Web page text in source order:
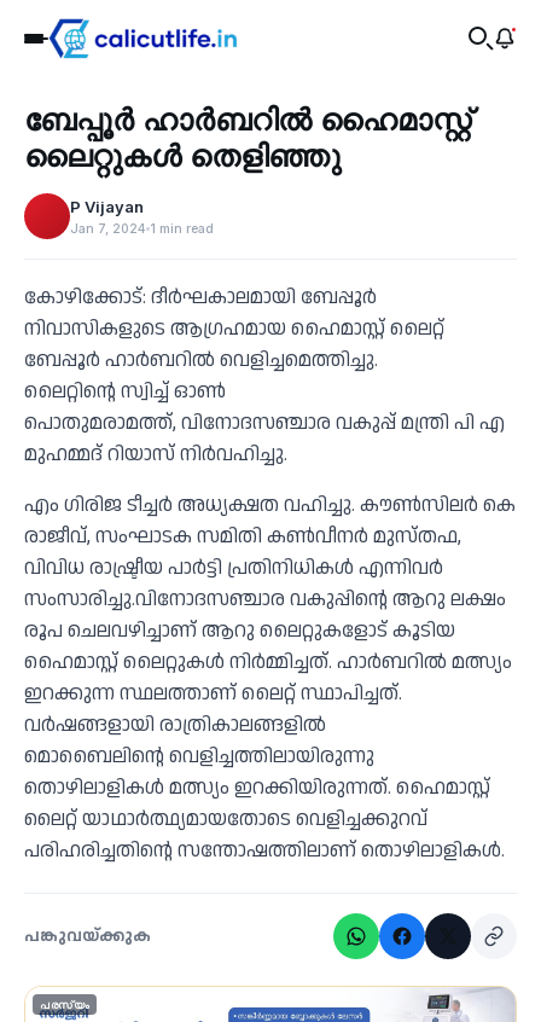
‹
Recent
ബേപ്പൂർ ഹാർബറിൽ ഹൈമാസ്റ്റ്
ലൈറ്റുകൾ തെളിഞ്ഞു
P Vijayan
Jan 7, 2024 1 min read
കോഴിക്കോട്: ദീർഘകാലമായി ബേപ്പൂർ
നിവാസികളുടെ ആഗ്രഹമായ ഹൈമാസ്റ്റ് ലൈറ്റ്
ബേപ്പൂർ ഹാർബറിൽ വെളിച്ചമെത്തിച്ചു.
ലൈറ്റിന്റെ സ്വിച്ച് ഓൺ
പൊതുമരാമത്ത്, വിനോദസഞ്ചാര വകുപ്പ് മന്ത്രി പി എ
മുഹമ്മദ് റിയാസ് നിർവഹിച്ചു.
എം ഗിരിജ ടീച്ചർ അധ്യക്ഷത വഹിച്ചു. കൗൺസിലർ കെ
രാജീവ്, സംഘാടക സമിതി കൺവീനർ മുസ്തഫ,
വിവിധ രാഷ്ട്രീയ പാർട്ടി പ്രതിനിധികൾ എന്നിവർ
സംസാരിച്ചു.വിനോദസഞ്ചാര വകുപ്പിന്റെ ആറു ലക്ഷം
രൂപ ചെലവഴിച്ചാണ് ആറു ലൈറ്റുകളോട് കൂടിയ
ഹൈമാസ്റ്റ് ലൈറ്റുകൾ നിർമ്മിച്ചത്. ഹാർബറിൽ മത്സ്യം
ഇറക്കുന്ന സ്ഥലത്താണ് ലൈറ്റ് സ്ഥാപിച്ചത്.
വർഷങ്ങളായി രാത്രികാലങ്ങളിൽ
മൊബൈലിന്റെ വെളിച്ചത്തിലായിരുന്നു
തൊഴിലാളികൾ മത്സ്യം ഇറക്കിയിരുന്നത്. ഹൈമാസ്റ്റ്
ലെെറ്റ് യാഥാർത്ഥ്യമായതോടെ വെളിച്ചക്കുറവ്
പരിഹരിച്ചതിന്റെ സന്തോഷത്തിലാണ് തൊഴിലാളികൾ.
പങ്കുവയ്ക്കുക
പരസ്യം